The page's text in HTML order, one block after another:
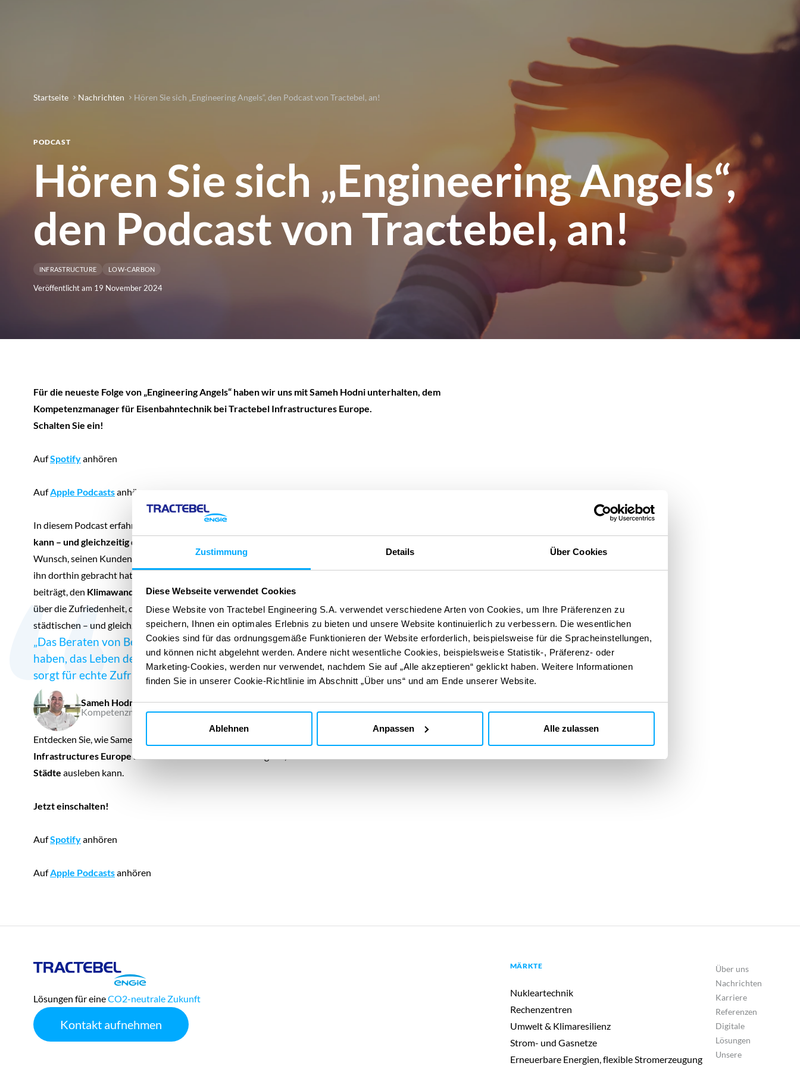
Zustimmung Details Über Cookies
Diese Webseite verwendet Cookies
Diese Website von Tractebel Engineering S.A. verwendet verschiedene Arten von Cookies, um Ihre Präferenzen zu
speichern, Ihnen ein optimales Erlebnis zu bieten und unsere Website kontinuierlich zu verbessern. Die wesentlichen
Cookies sind für das ordnungsgemäße Funktionieren der Website erforderlich, beispielsweise für die Spracheinstellungen,
und können nicht abgelehnt werden. Andere nicht wesentliche Cookies, beispielsweise Statistik-, Präferenz- oder
Marketing-Cookies, werden nur verwendet, nachdem Sie auf „Alle akzeptieren“ geklickt haben. Weitere Informationen
finden Sie in unserer Cookie-Richtlinie im Abschnitt „Über uns“ und am Ende unserer Website.
Ablehnen Anpassen Alle zulassen
Startseite Nachrichten Hören Sie sich „Engineering Angels“, den Podcast von Tractebel, an!
PODCAST
Hören Sie sich „Engineering Angels“,
den Podcast von Tractebel, an!
INFRASTRUCTURE LOW-CARBON
Veröffentlicht am 19 November 2024
Für die neueste Folge von „Engineering Angels“ haben wir uns mit Sameh Hodni unterhalten, dem
Kompetenzmanager für Eisenbahntechnik bei Tractebel Infrastructures Europe.
Schalten Sie ein!
AufSpotifyanhören
AufApple Podcastsanhören
In diesem Podcast erfahren wir, wie
das Verfolgen von Leidenschaften und Überzeugungen zu Erfüllung führen
kann – und gleichzeitig die Umwelt und das Leben der Menschen verbessert.
Wunsch, seinen Kunden
bessere Lösungenanzubieten, in Verbindung mit seinen ökologischen Überzeugungen
ihn dorthin gebracht hat, wo er heute steht. Er spricht darüber, wie er durch seine Tätigkeit bei
beiträgt, den Klimawandel
zu bekämpfen, indem er Behörden bei der Entwicklung besserer Strategien berät, und
über die Zufriedenheit, die sich aus der Verbesserung der Umwelt – sowohl der natürlichen als auch der
städtischen – und gleichzeitig des Wohlbefindens der Bewohner ergibt.
„Das Beraten von Behörden, die über die Zukunft der Menschen entscheiden und die Macht
haben, das Leben der Bürger durch nachhaltigen und komfortablen Verkehr zu verbessern,
sorgt für echte Zufriedenheit in unserem Arbeitsalltag.“
Sameh Hodni
Kompetenzmanager für Eisenbahntechnik bei Infrastructures Europe
Entdecken Sie, wie Sameh in seiner Rolle als
Infrastructures Europeseine Leidenschaft für Nachhaltigkeit, Umwelt und Menschen durch
Städte ausleben kann.
Jetzt einschalten!
AufSpotifyanhören
AufApple Podcastsanhören
Engie
Lösungen für eineCO2-neutrale Zukunft
Kontakt aufnehmen
MÄRKTE
Nukleartechnik
Rechenzentren
Umwelt & Klimaresilienz
Strom- und Gasnetze
Erneuerbare Energien, flexible Stromerzeugung
Über uns
Nachrichten
Karriere
Referenzen
Digitale
Lösungen
Unsere